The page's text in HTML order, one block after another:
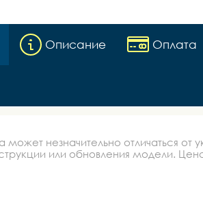
Описание Оплата
незначительно отличаться от
или обновления модели. Цена